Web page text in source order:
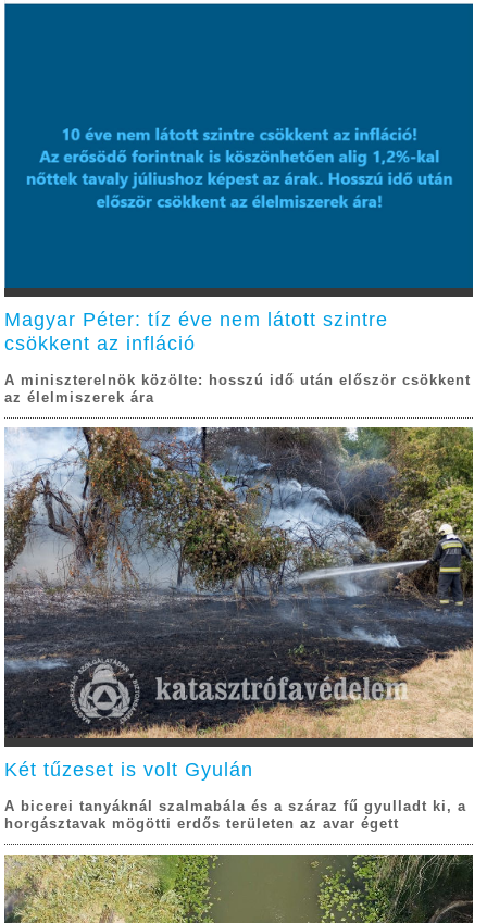
Magyar Péter: tíz éve nem látott szintre
csökkent az infláció
A miniszterelnök közölte: hosszú idő után először csökkent
az élelmiszerek ára
Két tűzeset is volt Gyulán
A bicerei tanyáknál szalmabála és a száraz fű gyulladt ki, a
horgásztavak mögötti erdős területen az avar égett